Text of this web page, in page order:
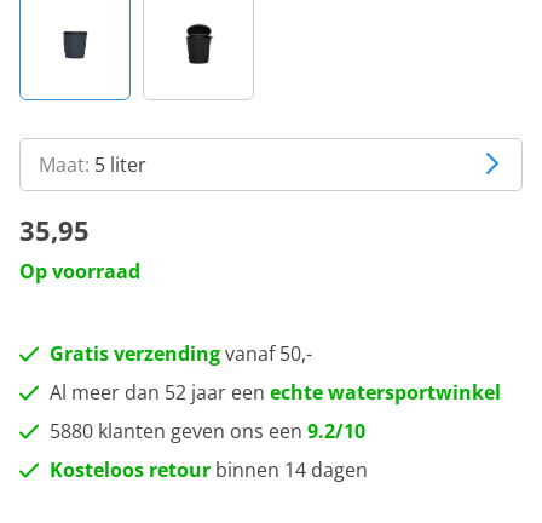
Maat: 5 liter
35,95
Op voorraad
Gratis verzendingvanaf 50,-
Al meer dan 52 jaar een echte watersportwinkel
5880 klanten geven ons een 9.2/10
Kosteloos retour binnen 14 dagen